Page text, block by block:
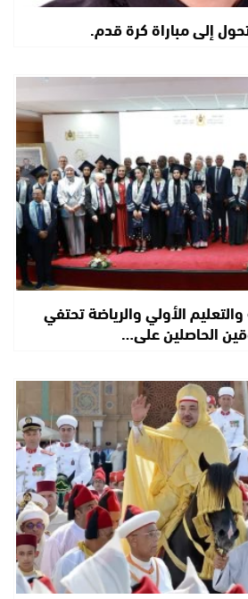
إلى مباراة كرة قدم.
والتعليم الأولي والرياضة تحتفي
الحاصلين على…